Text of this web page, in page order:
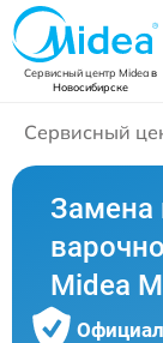
Сервисный центр Mideaв
Новосибирске
Сервисный
Замена
Midea